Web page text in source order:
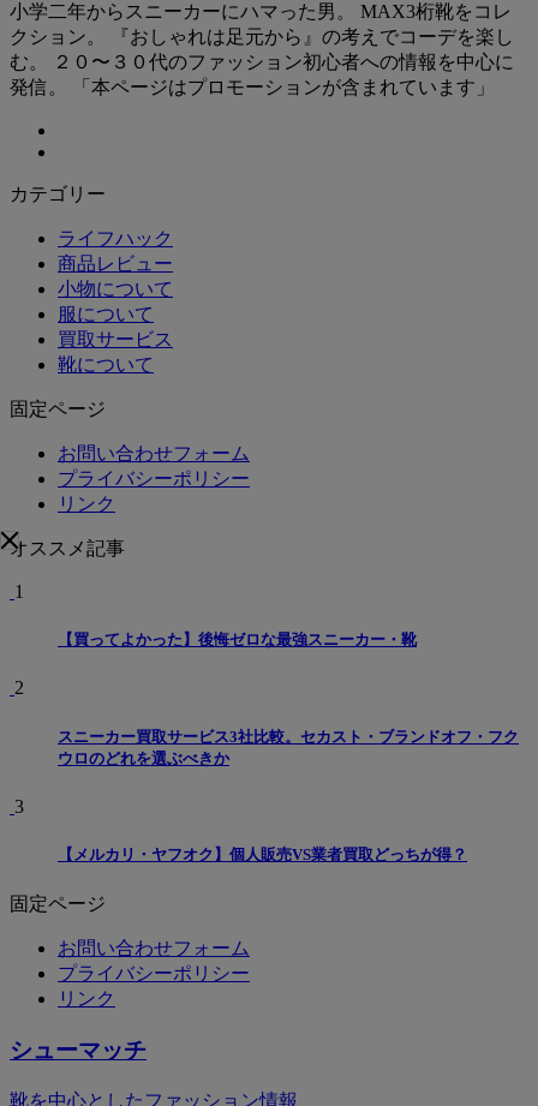
小学二年からスニーカーにハマった男。 MAX3桁靴をコレ
クション。 『おしゃれは足元から』の考えでコーデを楽し
む。 ２０〜３０代のファッション初心者への情報を中心に
発信。 「本ページはプロモーションが含まれています」
カテゴリー
ライフハック
商品レビュー
小物について
服について
買取サービス
靴について
固定ページ
お問い合わせフォーム
プライバシーポリシー
リンク
オススメ記事
1
【買ってよかった】後悔ゼロな最強スニーカー・靴
2
スニーカー買取サービス3社比較。セカスト・ブランドオフ・フク
ウロのどれを選ぶべきか
3
【メルカリ・ヤフオク】個人販売VS業者買取どっちが得？
固定ページ
お問い合わせフォーム
プライバシーポリシー
リンク
シューマッチ
靴を中心としたファッション情報